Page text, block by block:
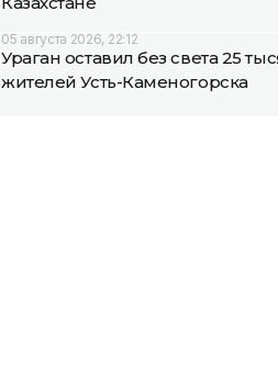
05 августа 2026, 22:12
Ураган оставил без света 25
жителей Усть-Каменогорска